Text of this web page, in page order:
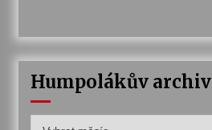
Humpolákův archiv